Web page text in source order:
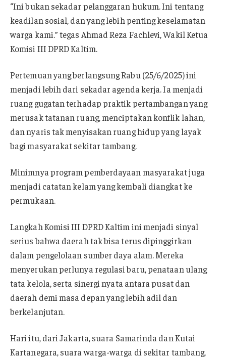
“Ini bukan sekadar pelanggaran hukum. Ini tentang
keadilan sosial, dan yang lebih penting keselamatan
warga kami.” tegas Ahmad Reza Fachlevi, Wakil Ketua
Komisi III DPRD Kaltim.
Pertemuan yang berlangsung Rabu (25/6/2025) ini
menjadi lebih dari sekadar agenda kerja. Ia menjadi
ruang gugatan terhadap praktik pertambangan yang
merusak tatanan ruang, menciptakan konflik lahan,
dan nyaris tak menyisakan ruang hidup yang layak
bagi masyarakat sekitar tambang.
Minimnya program pemberdayaan masyarakat juga
menjadi catatan kelam yang kembali diangkat ke
permukaan.
Langkah Komisi III DPRD Kaltim ini menjadi sinyal
serius bahwa daerah tak bisa terus dipinggirkan
dalam pengelolaan sumber daya alam. Mereka
menyerukan perlunya regulasi baru, penataan ulang
tata kelola, serta sinergi nyata antara pusat dan
daerah demi masa depan yang lebih adil dan
berkelanjutan.
Hari itu, dari Jakarta, suara Samarinda dan Kutai
Kartanegara, suara warga-warga di sekitar tambang,